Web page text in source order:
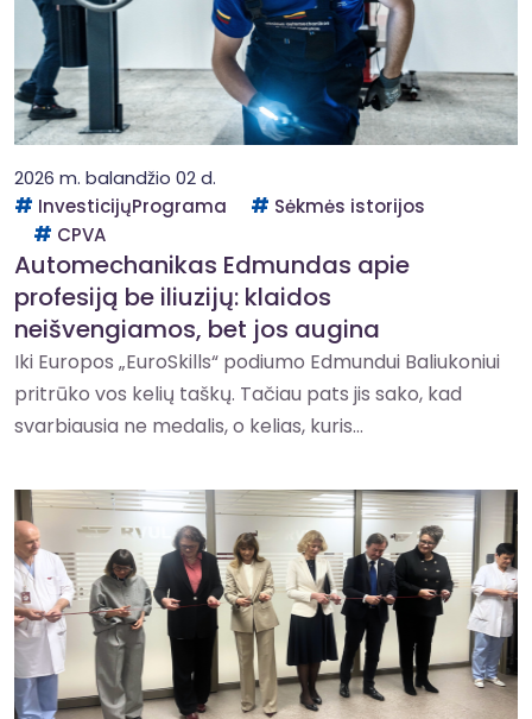
2026 m. balandžio 02 d.
InvesticijųPrograma
Sėkmės istorijos
CPVA
Automechanikas Edmundas apie
profesiją be iliuzijų: klaidos
neišvengiamos, bet jos augina
Iki Europos „EuroSkills“ podiumo Edmundui Baliukoniui
pritrūko vos kelių taškų. Tačiau pats jis sako, kad
svarbiausia ne medalis, o kelias, kuris...